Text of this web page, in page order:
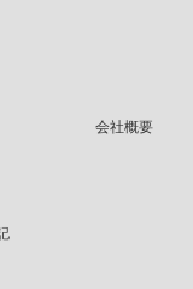
会社概要